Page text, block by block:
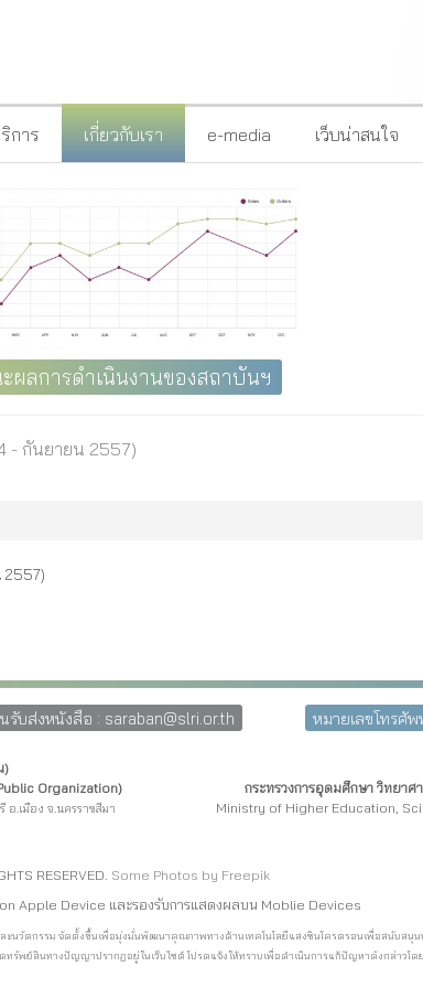
การ เกี่ยวกับเรา e-media เว็บน่าสนใจ
ผลการดำเนินงานของสถาบันฯ
- กันยายน 2557)
2557)
รับส่งหนังสือ : saraban@slri.or.th หมายเลขโทรศั
)
Organization)
อ.เมือง จ.นครราชสีมา
กระทรวงการอุดมศึกษา วิทยาศ
Ministry of Higher Education,
RESERVED. Some Photos by Freepik
Apple Device และรองรับการแสดงผลบน Moblie Devices
ะนวัตกรรม จัดตั้งขึ้นเพื่อมุ่งมั่นพัฒนาคุณภาพทางด้านเทคโนโลยีแสงซินโครตรอนเพื่อสนับส
รัพย์สินทางปัญญาปรากฏอยู่ในเว็บไซต์ โปรดแจ้งให้ทราบเพื่อดำเนินการแก้ปัญหาดังกล่าวโด